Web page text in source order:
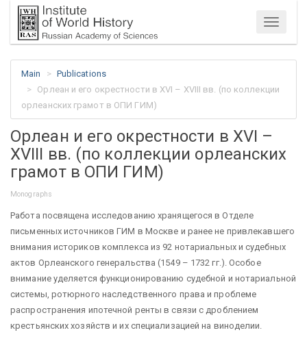
Menu
Main
Publications
Орлеан и его окрестности в XVI – XVIII вв. (по коллекции
орлеанских грамот в ОПИ ГИМ)
Орлеан и его окрестности в XVI –
XVIII вв. (по коллекции орлеанских
грамот в ОПИ ГИМ)
Monographs
Работа посвящена исследованию хранящегося в Отделе
письменных источников ГИМ в Москве и ранее не привлекавшего
внимания историков комплекса из 92 нотариальных и судебных
актов Орлеанского генеральства (1549 – 1732 гг.). Особое
внимание уделяется функционированию судебной и нотариальной
системы, ротюрного наследственного права и проблеме
распространения ипотечной ренты в связи с дроблением
крестьянских хозяйств и их специализацией на виноделии.